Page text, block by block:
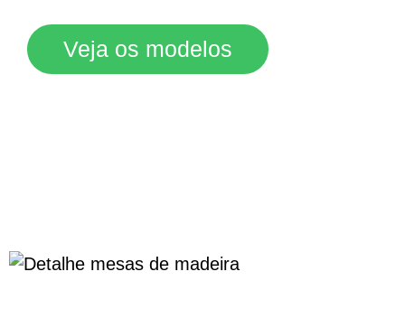
Veja os modelos